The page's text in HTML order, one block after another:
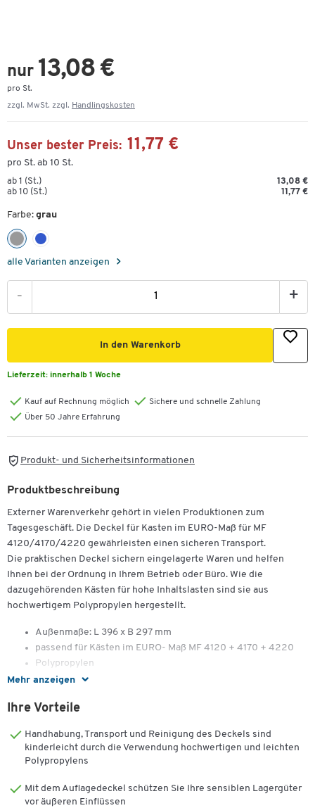
nur 13,08 €
pro St.
zzgl. MwSt. zzgl. Handlingskosten
Unser bester Preis: 11,77 €
pro St. ab 10 St.
ab 1 (St.)
13,08 €
ab 10 (St.)
11,77 €
Farbe: grau
alle Varianten anzeigen
- +
In den Warenkorb
Lieferzeit: innerhalb 1 Woche
Kauf auf Rechnung möglich
Sichere und schnelle Zahlung
Über 50 Jahre Erfahrung
Produkt- und Sicherheitsinformationen
Mehr anzeigen
Produktbeschreibung
Externer Warenverkehr gehört in vielen Produktionen zum
Tagesgeschäft. Die Deckel für Kasten im EURO-Maß für MF
4120/4170/4220 gewährleisten einen sicheren Transport.
Die praktischen Deckel sichern eingelagerte Waren und helfen
Ihnen bei der Ordnung in Ihrem Betrieb oder Büro. Wie die
dazugehörenden Kästen für hohe Inhaltslasten sind sie aus
hochwertigem Polypropylen hergestellt.
Außenmaße: L 396 x B 297 mm
passend für Kästen im EURO- Maß MF 4120 + 4170 + 4220
Polypropylen
Ihre Vorteile
Handhabung, Transport und Reinigung des Deckels sind
kinderleicht durch die Verwendung hochwertigen und leichten
Polypropylens
Mit dem Auflagedeckel schützen Sie Ihre sensiblen Lagergüter
vor äußeren Einflüssen